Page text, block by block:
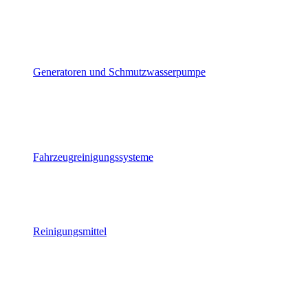
Generatoren und Schmutzwasserpumpe
Fahrzeugreinigungssysteme
Reinigungsmittel